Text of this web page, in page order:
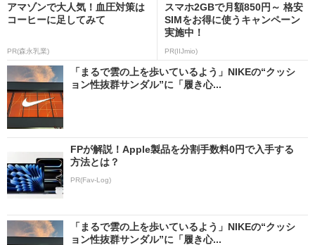
アマゾンで大人気！血圧対策は
コーヒーに足してみて
PR(森永乳業)
スマホ2GBで月額850円～ 格安
SIMをお得に使うキャンペーン
実施中！
PR(IIJmio)
「まるで雲の上を歩いているよう」NIKEの“クッシ
ョン性抜群サンダル”に「履き心...
FPが解説！Apple製品を分割手数料0円で入手する
方法とは？
PR(Fav-Log)
「まるで雲の上を歩いているよう」NIKEの“クッシ
ョン性抜群サンダル”に「履き心...